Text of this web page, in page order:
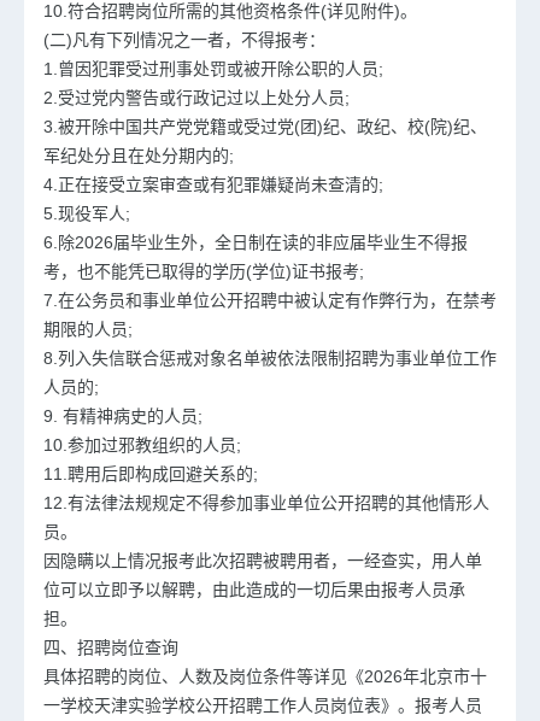
10.符合招聘岗位所需的其他资格条件(详见附件)。
(二)凡有下列情况之一者，不得报考：
1.曾因犯罪受过刑事处罚或被开除公职的人员;
2.受过党内警告或行政记过以上处分人员;
3.被开除中国共产党党籍或受过党(团)纪、政纪、校(院)纪、
军纪处分且在处分期内的;
4.正在接受立案审查或有犯罪嫌疑尚未查清的;
5.现役军人;
6.除2026届毕业生外，全日制在读的非应届毕业生不得报
考，也不能凭已取得的学历(学位)证书报考;
7.在公务员和事业单位公开招聘中被认定有作弊行为，在禁考
期限的人员;
8.列入失信联合惩戒对象名单被依法限制招聘为事业单位工作
人员的;
9. 有精神病史的人员;
10.参加过邪教组织的人员;
11.聘用后即构成回避关系的;
12.有法律法规规定不得参加事业单位公开招聘的其他情形人
员。
因隐瞒以上情况报考此次招聘被聘用者，一经查实，用人单
位可以立即予以解聘，由此造成的一切后果由报考人员承
担。
四、招聘岗位查询
具体招聘的岗位、人数及岗位条件等详见《2026年北京市十
一学校天津实验学校公开招聘工作人员岗位表》。报考人员